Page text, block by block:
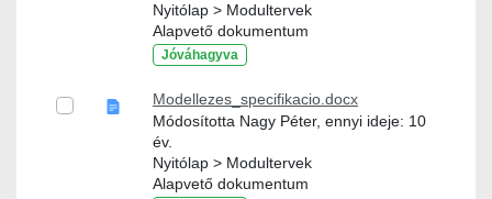
Nyitólap > Modultervek
Alapvető dokumentum
Jóváhagyva
Modellezes_specifikacio.docx
Módosította Nagy Péter, ennyi ideje: 10
év.
Nyitólap > Modultervek
Alapvető dokumentum